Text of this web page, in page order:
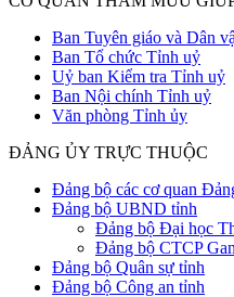
Ban Tuyên giáo và Dân
Ban Tổ chức Tỉnh uỷ
Uỷ ban Kiểm tra Tỉnh uỷ
Ban Nội chính Tỉnh uỷ
Văn phòng Tỉnh ủy
ĐẢNG ỦY TRỰC THUỘC
Đảng bộ các cơ quan
Đảng bộ UBND tỉnh
Đảng bộ Đại học
Đảng bộ CTCP
Đảng bộ Quân sự tỉnh
Đảng bộ Công an tỉnh